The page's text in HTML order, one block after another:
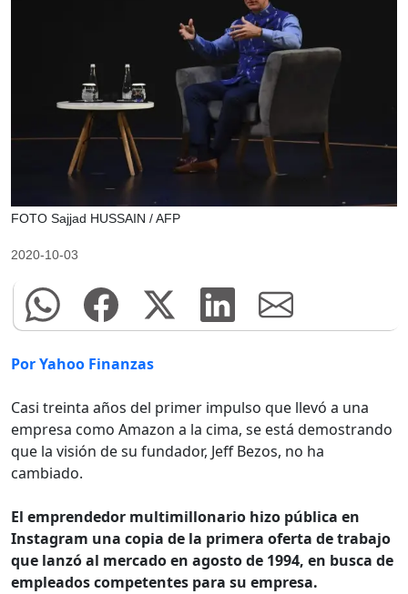
FOTO Sajjad HUSSAIN / AFP
2020-10-03
Por Yahoo Finanzas
Casi treinta años del primer impulso que llevó a una
empresa como Amazon a la cima, se está demostrando
que la visión de su fundador, Jeff Bezos, no ha
cambiado.
El emprendedor multimillonario hizo pública en
Instagram una copia de la primera oferta de trabajo
que lanzó al mercado en agosto de 1994, en busca de
empleados competentes para su empresa.